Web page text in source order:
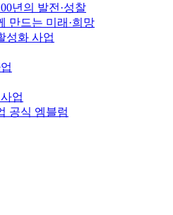
년의 발전·성찰
만드는 미래·희망
성화 사업
업
공식 엠블럼